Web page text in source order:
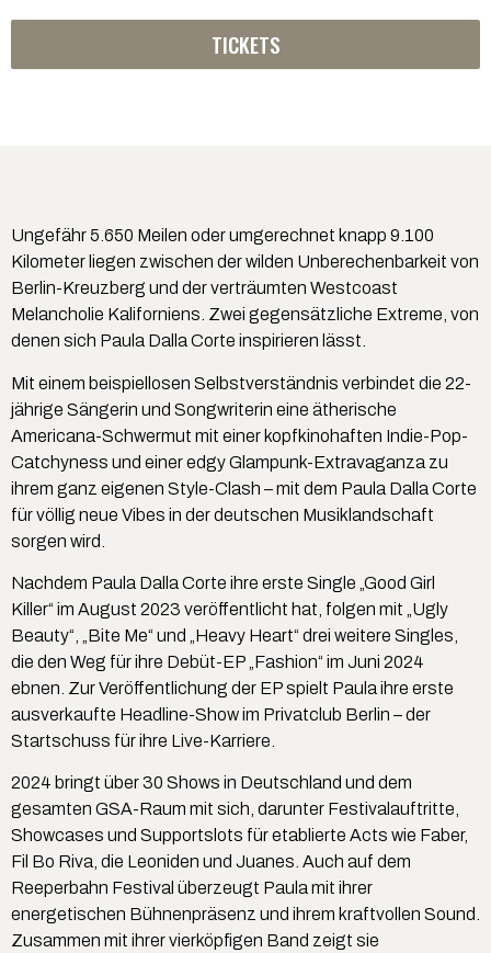
TICKETS
Ungefähr 5.650 Meilen oder umgerechnet knapp 9.100
Kilometer liegen zwischen der wilden Unberechenbarkeit von
Berlin-Kreuzberg und der verträumten Westcoast
Melancholie Kaliforniens. Zwei gegensätzliche Extreme, von
denen sich Paula Dalla Corte inspirieren lässt.
Mit einem beispiellosen Selbstverständnis verbindet die 22-
jährige Sängerin und Songwriterin eine ätherische
Americana-Schwermut mit einer kopfkinohaften Indie-Pop-
Catchyness und einer edgy Glampunk-Extravaganza zu
ihrem ganz eigenen Style-Clash – mit dem Paula Dalla Corte
für völlig neue Vibes in der deutschen Musiklandschaft
sorgen wird.
Nachdem Paula Dalla Corte ihre erste Single „Good Girl
Killer“ im August 2023 veröffentlicht hat, folgen mit „Ugly
Beauty“, „Bite Me“ und „Heavy Heart“ drei weitere Singles,
die den Weg für ihre Debüt-EP „Fashion“ im Juni 2024
ebnen. Zur Veröffentlichung der EP spielt Paula ihre erste
ausverkaufte Headline-Show im Privatclub Berlin – der
Startschuss für ihre Live-Karriere.
2024 bringt über 30 Shows in Deutschland und dem
gesamten GSA-Raum mit sich, darunter Festivalauftritte,
Showcases und Supportslots für etablierte Acts wie Faber,
Fil Bo Riva, die Leoniden und Juanes. Auch auf dem
Reeperbahn Festival überzeugt Paula mit ihrer
energetischen Bühnenpräsenz und ihrem kraftvollen Sound.
Zusammen mit ihrer vierköpfigen Band zeigt sie